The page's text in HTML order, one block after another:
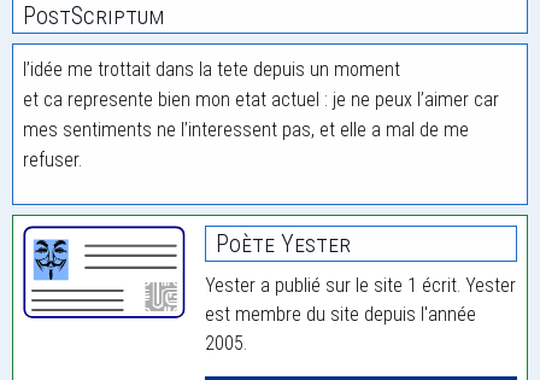
PostScriptum
l’idée me trottait dans la tete depuis un moment
et ca represente bien mon etat actuel : je ne peux l’aimer car
mes sentiments ne l’interessent pas, et elle a mal de me
refuser.
Poète Yester
Yester a publié sur le site 1 écrit. Yester
est membre du site depuis l'année
2005.